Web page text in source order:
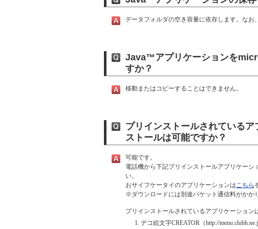
データフォルダの空き容量に依存します。なお
Java™アプリケーションを
すか？
移動またはコピーすることはできません。
プリインストールされている
ストールは可能ですか？
可能です。
電話機から下記プリインストールアプリケー
い。
おサイフケータイのアプリケーションは こちら
※ダウンロードには別途パケット通信料がかか
プリインストールされているアプリケーション
デコ絵文字CREATOR（http://